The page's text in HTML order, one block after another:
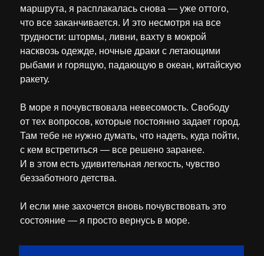
маршрута, я расплакалась снова — уже оттого,
что все заканчивается. И это несмотря на все
трудности: штормы, ливни, вахту в мокрой
насквозь одежде, ночные драки с летающими
рыбами и горящую, падающую в океан, китайскую
ракету.
В море я почувствовала невесомость. Свободу
от тех вопросов, которые постоянно задает город.
Там тебе не нужно думать, что надеть, куда пойти,
с кем встретиться — все решено заранее.
И в этом есть удивительная легкость, чувство
беззаботного детства.
И если мне захочется вновь почувствовать это
состояние — я просто вернусь в море.